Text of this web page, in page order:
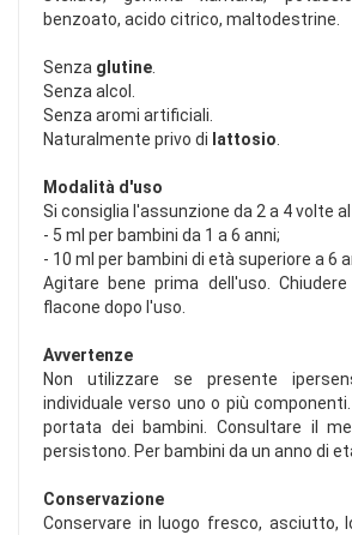
benzoato, acido citrico, maltodestrine.
Senza glutine.
Senza alcol.
Senza aromi artificiali.
Naturalmente privo di lattosio.
Modalità d'uso
Si consiglia l'assunzione da 2 a 4 volte
- 5 ml per bambini da 1 a 6 anni;
- 10 ml per bambini di età superiore a 6
Agitare bene prima dell'uso.
flacone dopo l'uso.
Avvertenze
Non utilizzare se presente
individuale verso uno o più
portata dei bambini. Consultare il
persistono. Per bambini da un anno di
Conservazione
Conservare in luogo fresco, asciutto,